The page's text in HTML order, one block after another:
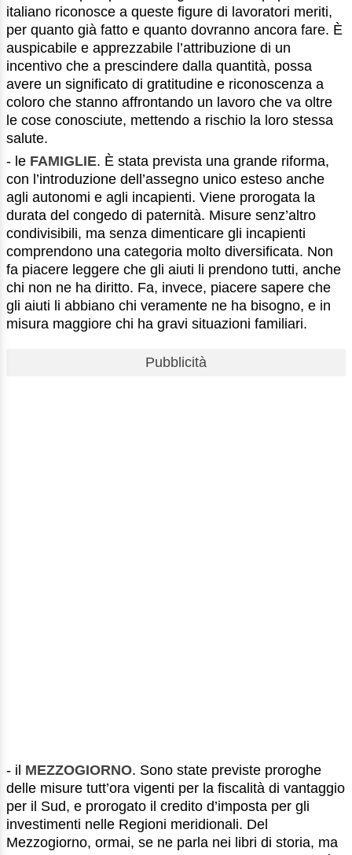
italiano riconosce a queste figure di lavoratori meriti,
per quanto già fatto e quanto dovranno ancora fare. È
auspicabile e apprezzabile l’attribuzione di un
incentivo che a prescindere dalla quantità, possa
avere un significato di gratitudine e riconoscenza a
coloro che stanno affrontando un lavoro che va oltre
le cose conosciute, mettendo a rischio la loro stessa
salute.
- le FAMIGLIE. È stata prevista una grande riforma,
con l’introduzione dell’assegno unico esteso anche
agli autonomi e agli incapienti. Viene prorogata la
durata del congedo di paternità. Misure senz’altro
condivisibili, ma senza dimenticare gli incapienti
comprendono una categoria molto diversificata. Non
fa piacere leggere che gli aiuti li prendono tutti, anche
chi non ne ha diritto. Fa, invece, piacere sapere che
gli aiuti li abbiano chi veramente ne ha bisogno, e in
misura maggiore chi ha gravi situazioni familiari.
Pubblicità
- il MEZZOGIORNO. Sono state previste proroghe
delle misure tutt’ora vigenti per la fiscalità di vantaggio
per il Sud, e prorogato il credito d’imposta per gli
investimenti nelle Regioni meridionali. Del
Mezzogiorno, ormai, se ne parla nei libri di storia, ma